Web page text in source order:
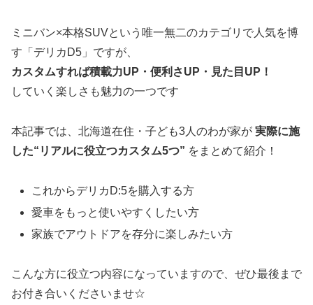
ミニバン×本格SUVという唯一無二のカテゴリで人気を博
す「デリカD5」ですが、
カスタムすれば積載力UP・便利さUP・見た目UP！
していく楽しさも魅力の一つです
本記事では、北海道在住・子ども3人のわが家が 実際に施
した“リアルに役立つカスタム5つ” をまとめて紹介！
これからデリカD:5を購入する方
愛車をもっと使いやすくしたい方
家族でアウトドアを存分に楽しみたい方
こんな方に役立つ内容になっていますので、ぜひ最後まで
お付き合いくださいませ☆